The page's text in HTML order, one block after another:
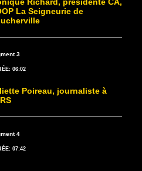
La Seigneurie de
3
06:02
Poireau, journaliste à
4
07:42